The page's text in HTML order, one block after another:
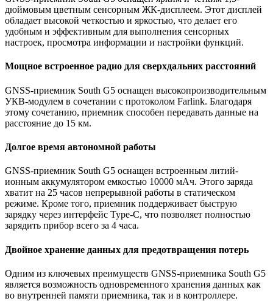
дюймовым цветным сенсорным ЖК-дисплеем. Этот дисплей
обладает высокой четкостью и яркостью, что делает его
удобным и эффективным для выполнения сенсорных
настроек, просмотра информации и настройки функций.
Мощное встроенное радио для сверхдальних расстояний
GNSS-приемник South G5 оснащен высокопроизводительным
УКВ-модулем в сочетании с протоколом Farlink. Благодаря
этому сочетанию, приемник способен передавать данные на
расстояние до 15 км.
Долгое время автономной работы
GNSS-приемник South G5 оснащен встроенным литий-
ионным аккумулятором емкостью 10000 мАч. Этого заряда
хватит на 25 часов непрерывной работы в статическом
режиме. Кроме того, приемник поддерживает быструю
зарядку через интерфейс Type-C, что позволяет полностью
зарядить прибор всего за 4 часа.
Двойное хранение данных для предотвращения потерь
Одним из ключевых преимуществ GNSS-приемника South G5
является возможность одновременного хранения данных как
во внутренней памяти приемника, так и в контроллере.